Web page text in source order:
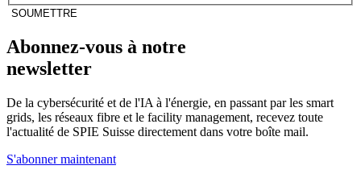
SOUMETTRE
Abonnez-vous à notre
newsletter
De la cybersécurité et de l'IA à l'énergie, en passant par les smart
grids, les réseaux fibre et le facility management, recevez toute
l'actualité de SPIE Suisse directement dans votre boîte mail.
S'abonner maintenant